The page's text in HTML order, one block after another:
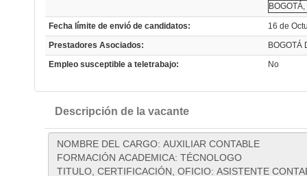
Fecha límite de envió de candidatos:
16 de
Prestadores Asociados:
BOGOTÁ
Empleo susceptible a teletrabajo:
No
Descripción de la vacante